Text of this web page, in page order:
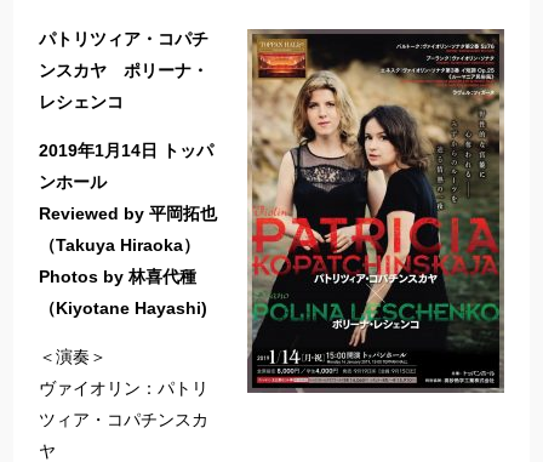
パトリツィア・コパチ
ンスカヤ ポリーナ・
レシェンコ
2019年1月14日 トッパ
ンホール
Reviewed by 平岡拓也
（Takuya Hiraoka）
Photos by 林喜代種
（Kiyotane Hayashi)
＜演奏＞
ヴァイオリン：パトリ
ツィア・コパチンスカ
ヤ